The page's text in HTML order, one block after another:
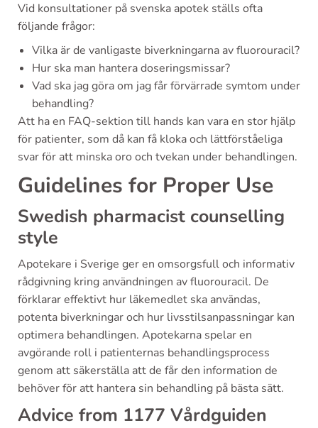
Vid konsultationer på svenska apotek ställs ofta
följande frågor:
Vilka är de vanligaste biverkningarna av fluorouracil?
Hur ska man hantera doseringsmissar?
Vad ska jag göra om jag får förvärrade symtom under
behandling?
Att ha en FAQ-sektion till hands kan vara en stor hjälp
för patienter, som då kan få kloka och lättförståeliga
svar för att minska oro och tvekan under behandlingen.
Guidelines for Proper Use
Swedish pharmacist counselling
style
Apotekare i Sverige ger en omsorgsfull och informativ
rådgivning kring användningen av fluorouracil. De
förklarar effektivt hur läkemedlet ska användas,
potenta biverkningar och hur livsstilsanpassningar kan
optimera behandlingen. Apotekarna spelar en
avgörande roll i patienternas behandlingsprocess
genom att säkerställa att de får den information de
behöver för att hantera sin behandling på bästa sätt.
Advice from 1177 Vårdguiden